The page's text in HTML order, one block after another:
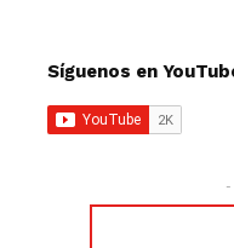
Síguenos en
-